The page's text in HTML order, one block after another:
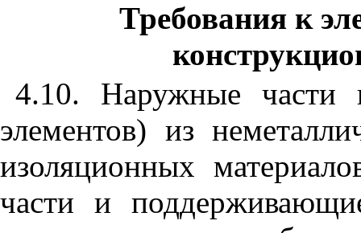
Требования к
4.10. Наружные части
элементов) из
изоляционных
части и